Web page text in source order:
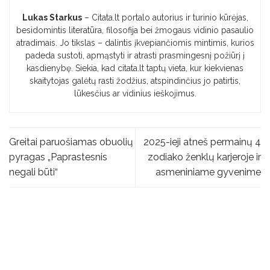
Lukas Starkus– Citata.lt portalo autorius ir turinio kūrėjas,
besidomintis literatūra, filosofija bei žmogaus vidinio pasaulio
atradimais. Jo tikslas – dalintis įkvepiančiomis mintimis, kurios
padeda sustoti, apmąstyti ir atrasti prasmingesnį požiūrį į
kasdienybę. Siekia, kad citata.lt taptų vieta, kur kiekvienas
skaitytojas galėtų rasti žodžius, atspindinčius jo patirtis,
lūkesčius ar vidinius ieškojimus.
Greitai paruošiamas obuolių
pyragas „Paprastesnis
negali būti“
2025-ieji atneš permainų 4
zodiako ženklų karjeroje ir
asmeniniame gyvenime